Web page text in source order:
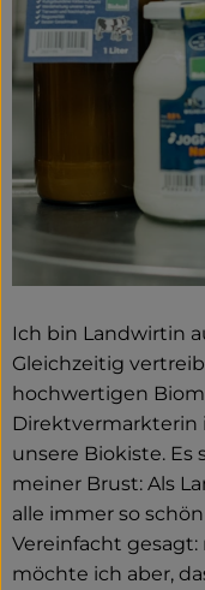
Service
Neues vom
Ich bin Landwirtin
Gleichzeitig
hochwertigen
Direktvermarkterin
unsere Biokiste. Es
meiner Brust: Als
alle immer so
Vereinfacht gesagt:
möchte ich aber,